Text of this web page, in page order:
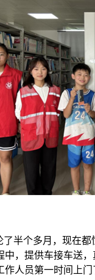
半个多月，现在
，提供车接车送
人员第一时间上